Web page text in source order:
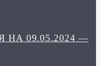
09.05.2024 —